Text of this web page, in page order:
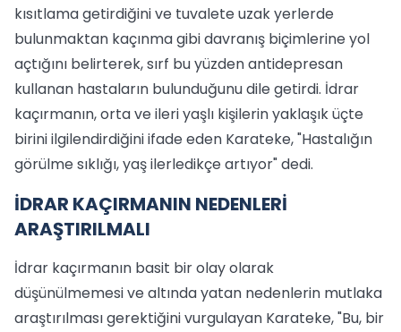
kısıtlama getirdiğini ve tuvalete uzak yerlerde
bulunmaktan kaçınma gibi davranış biçimlerine yol
açtığını belirterek, sırf bu yüzden antidepresan
kullanan hastaların bulunduğunu dile getirdi. İdrar
kaçırmanın, orta ve ileri yaşlı kişilerin yaklaşık üçte
birini ilgilendirdiğini ifade eden Karateke, "Hastalığın
görülme sıklığı, yaş ilerledikçe artıyor" dedi.
İDRAR KAÇIRMANIN NEDENLERİ
ARAŞTIRILMALI
İdrar kaçırmanın basit bir olay olarak
düşünülmemesi ve altında yatan nedenlerin mutlaka
araştırılması gerektiğini vurgulayan Karateke, "Bu, bir